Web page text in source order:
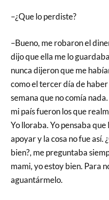
–¿Que lo perdiste?
–Bueno, me robaron el
dijo que ella me lo
nunca dijeron que me
como el tercer día de
semana que no comía
mi país fueron los que
Yo lloraba. Yo pensaba
apoyar y la cosa no fue así.
bien?, me preguntaba
mami, yo estoy bien. Para
aguantármelo.